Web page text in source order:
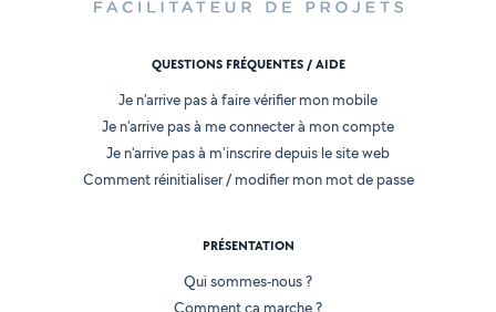
QUESTIONS FRÉQUENTES / AIDE
Je n'arrive pas à faire vérifier mon mobile
Je n'arrive pas à me connecter à mon compte
Je n'arrive pas à m'inscrire depuis le site web
Comment réinitialiser / modifier mon mot de passe
PRÉSENTATION
Qui sommes-nous ?
Comment ça marche ?